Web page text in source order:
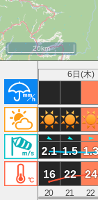
6日(木)
20 21 22
20km